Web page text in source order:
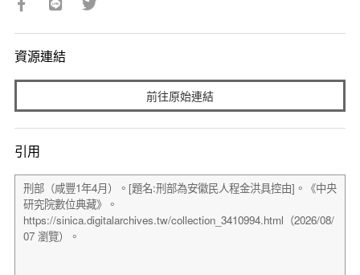
資源連結
前往原始連結
引用